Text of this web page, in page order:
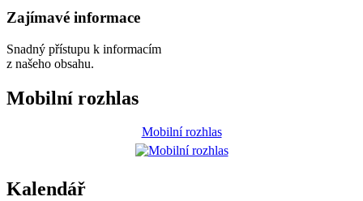
Zajímavé informace
Snadný přístupu k informacím
z našeho obsahu.
Mobilní rozhlas
Mobilní rozhlas
Kalendář